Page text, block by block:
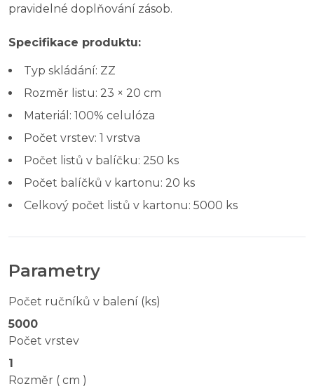
pravidelné doplňování zásob.
Specifikace produktu:
Typ skládání: ZZ
Rozměr listu: 23 × 20 cm
Materiál: 100% celulóza
Počet vrstev: 1 vrstva
Počet listů v balíčku: 250 ks
Počet balíčků v kartonu: 20 ks
Celkový počet listů v kartonu: 5000 ks
Parametry
Počet ručníků v balení (ks)
5000
Počet vrstev
1
Rozměr ( cm )